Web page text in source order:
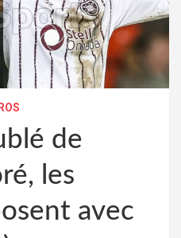
de
les
avec